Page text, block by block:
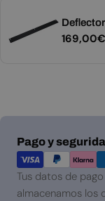
Precio
169,00€
Pago y
Métodos
de
pago
Tus datos de
almacenamos